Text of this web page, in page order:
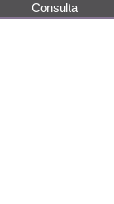
Consulta